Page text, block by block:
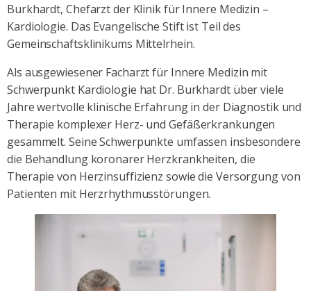
Burkhardt, Chefarzt der Klinik für Innere Medizin –
Kardiologie. Das Evangelische Stift ist Teil des
Gemeinschaftsklinikums Mittelrhein.
Als ausgewiesener Facharzt für Innere Medizin mit
Schwerpunkt Kardiologie hat Dr. Burkhardt über viele
Jahre wertvolle klinische Erfahrung in der Diagnostik und
Therapie komplexer Herz- und Gefäßerkrankungen
gesammelt. Seine Schwerpunkte umfassen insbesondere
die Behandlung koronarer Herzkrankheiten, die
Therapie von Herzinsuffizienz sowie die Versorgung von
Patienten mit Herzrhythmusstörungen.